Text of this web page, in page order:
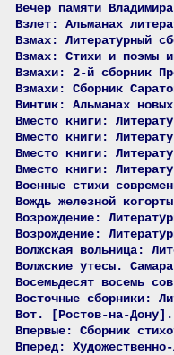
Вечер памяти
Взлет: Альманах
Взмах: Литературный
Взмах: Стихи и поэмы
Взмахи: 2-й сборник
Взмахи: Сборник
Винтик: Альманах
Вместо книги:
Вместо книги:
Вместо книги:
Вместо книги:
Военные стихи
Вождь железной
Возрождение:
Возрождение:
Волжская вольница:
Волжские утесы.
Восемьдесят восемь
Восточные сборники:
Вот. [Ростов-на-Дону].
Впервые: Сборник
Вперед: